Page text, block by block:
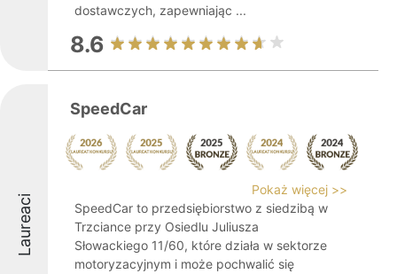
dostawczych, zapewniając ...
8.6
Laureaci
SpeedCar
Pokaż więcej >>
SpeedCar to przedsiębiorstwo z siedzibą w
Trzciance przy Osiedlu Juliusza
Słowackiego 11/60, które działa w sektorze
motoryzacyjnym i może pochwalić się